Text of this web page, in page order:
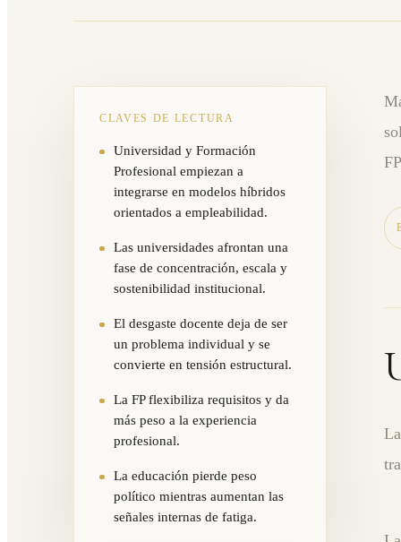
CLAVES DE LECTURA
Universidad y Formación
Profesional empiezan a
integrarse en modelos híbridos
orientados a empleabilidad.
Las universidades afrontan una
fase de concentración, escala y
sostenibilidad institucional.
El desgaste docente deja de ser
un problema individual y se
convierte en tensión estructural.
La FP flexibiliza requisitos y da
más peso a la experiencia
profesional.
La educación pierde peso
político mientras aumentan las
señales internas de fatiga.